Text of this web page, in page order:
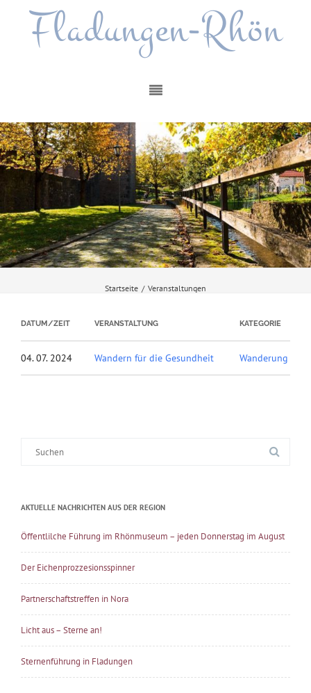
Fladungen-Rhön
Startseite / Veranstaltungen
DATUM/ZEIT VERANSTALTUNG KATEGORIE
04. 07. 2024 Wandern für die Gesundheit Wanderung
AKTUELLE NACHRICHTEN AUS DER REGION
Öffentlilche Führung im Rhönmuseum – jeden Donnerstag im August
Der Eichenprozzesionsspinner
Partnerschaftstreffen in Nora
Licht aus – Sterne an!
Sternenführung in Fladungen